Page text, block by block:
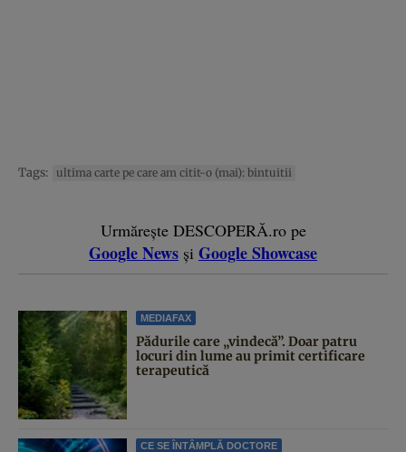
Tags: ultima carte pe care am citit-o (mai): bintuitii
Urmărește DESCOPERĂ.ro pe
Google News și Google Showcase
MEDIAFAX
Pădurile care „vindecă”. Doar patru
locuri din lume au primit certificare
terapeutică
CE SE ÎNTÂMPLĂ DOCTORE